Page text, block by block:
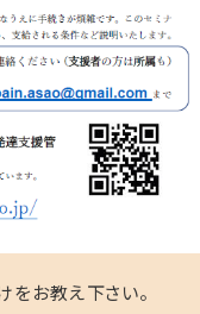
をお教え下さい。